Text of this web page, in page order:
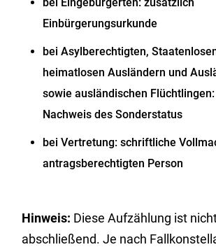
Einbürgerungsurkunde
bei Asylberechtigten,
heimatlosen Ausländern und
sowie ausländischen
Nachweis des Sonderstatus
bei Vertretung: schriftliche
antragsberechtigten Person
Hinweis: Diese Aufzählung ist
abschließend. Je nach